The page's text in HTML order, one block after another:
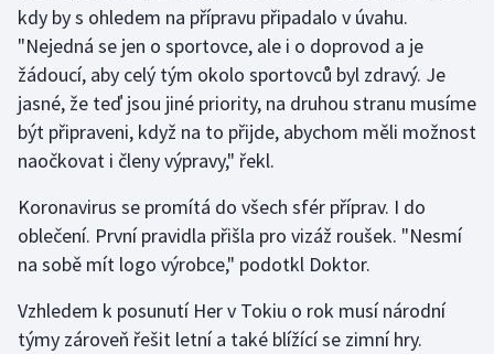
kdy by s ohledem na přípravu připadalo v úvahu.
"Nejedná se jen o sportovce, ale i o doprovod a je
žádoucí, aby celý tým okolo sportovců byl zdravý. Je
jasné, že teď jsou jiné priority, na druhou stranu musíme
být připraveni, když na to přijde, abychom měli možnost
naočkovat i členy výpravy," řekl.
Koronavirus se promítá do všech sfér příprav. I do
oblečení. První pravidla přišla pro vizáž roušek. "Nesmí
na sobě mít logo výrobce," podotkl Doktor.
Vzhledem k posunutí Her v Tokiu o rok musí národní
týmy zároveň řešit letní a také blížící se zimní hry.